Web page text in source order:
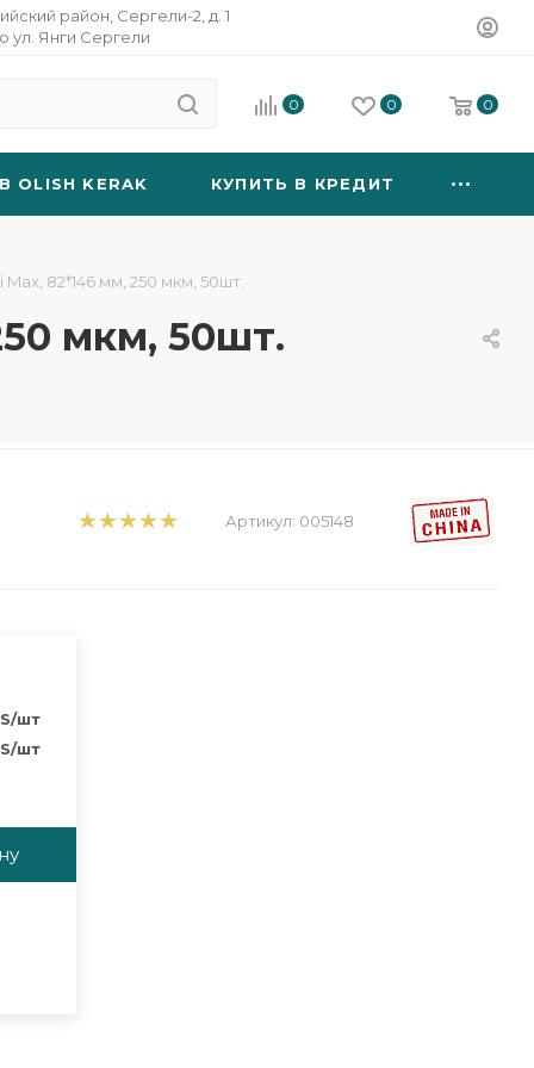
район, Сергели-2, д. 1
ул. Янги Сергели
0 0 0
OLISH KERAK КУПИТЬ В КРЕДИТ
82*146 мм, 250 мкм, 50шт.
мкм, 50шт.
Артикул: 005148
/шт
/шт